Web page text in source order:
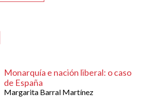
Monarquía e nación liberal: o caso
de España
Margarita Barral Martínez